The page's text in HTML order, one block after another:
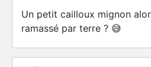
Un petit cailloux mignon
ramassé par terre ? 😅